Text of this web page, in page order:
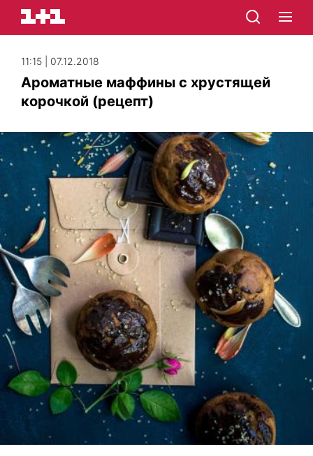
11:15 | 07.12.2018
Ароматные маффины с хрустящей
корочкой (рецепт)